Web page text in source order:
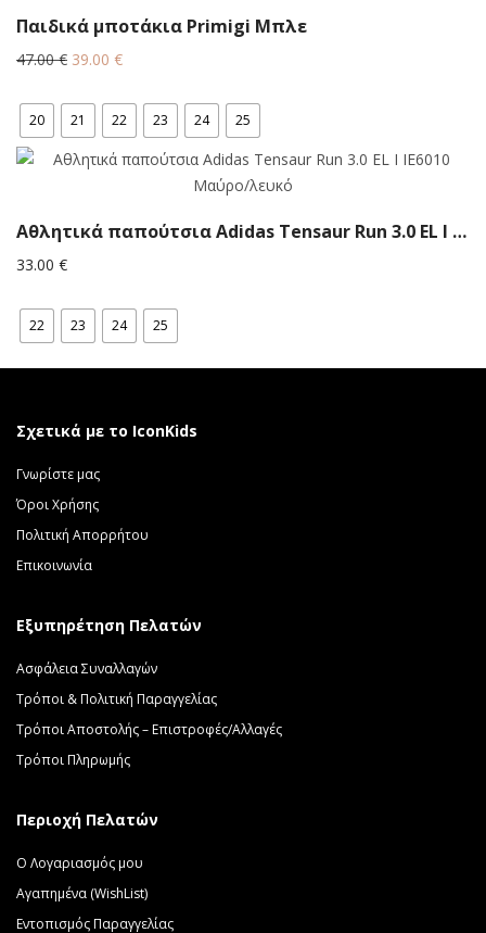
Παιδικά μποτάκια Primigi Μπλε
47.00€ Original
was:
47.00 €.
39.00 €Η
τιμή
είναι:
20 21 22 23 24 25
Αθλητικά παπούτσια Αdidas Tensaur Run 3.0 EL I IE6010 Μαύρο/λευκό
33.00 €
22 23 24 25
Σχετικά με το IconKids
Γνωρίστε μας
Όροι Χρήσης
Πολιτική Απορρήτου
Επικοινωνία
Εξυπηρέτηση Πελατών
Ασφάλεια Συναλλαγών
Τρόποι & Πολιτική Παραγγελίας
Τρόποι Αποστολής – Επιστροφές/Αλλαγές
Τρόποι Πληρωμής
Περιοχή Πελατών
Ο Λογαριασμός μου
Αγαπημένα (WishList)
Εντοπισμός Παραγγελίας